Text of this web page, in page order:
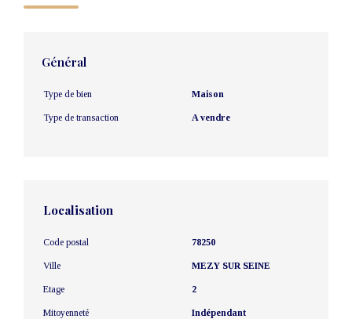
Général
Type de bien Maison
Type de transaction A vendre
Localisation
Code postal 78250
Ville MEZY SUR SEINE
Etage 2
Mitoyenneté Indépendant